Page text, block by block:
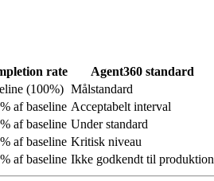
rate
Agent360 standard
(100%) Målstandard
af baseline Acceptabelt interval
af baseline Under standard
af baseline Kritisk niveau
af baseline Ikke godkendt til produktion